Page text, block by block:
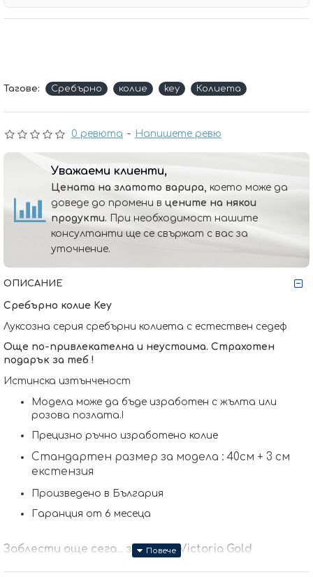
0 ревюта - Напишете ревю
Тагове: Сребърно колие key Колиета
Уважаеми клиенти,
Цената на златото варира, което може да
доведе до промени в цените на някои
продукти. При необходимост нашите
консултанти ще се свържат с вас за
уточнение.
ОПИСАНИЕ
Сребърно колие Key
Луксозна серия сребърни колиета с естествен седеф
Още по-привлекателна и неустоима. Страхотен
подарък за теб !
Истинска изтънченост
Модела може да бъде изработен с жълта или
розова позлата.!
Прецизно ръчно изработено колие
Стандартен размер за модела : 40см + 3 см
екстензия
Произведено в България
Гаранция от 6 месеца
Заблести още сега... заедно с Victoria Gold